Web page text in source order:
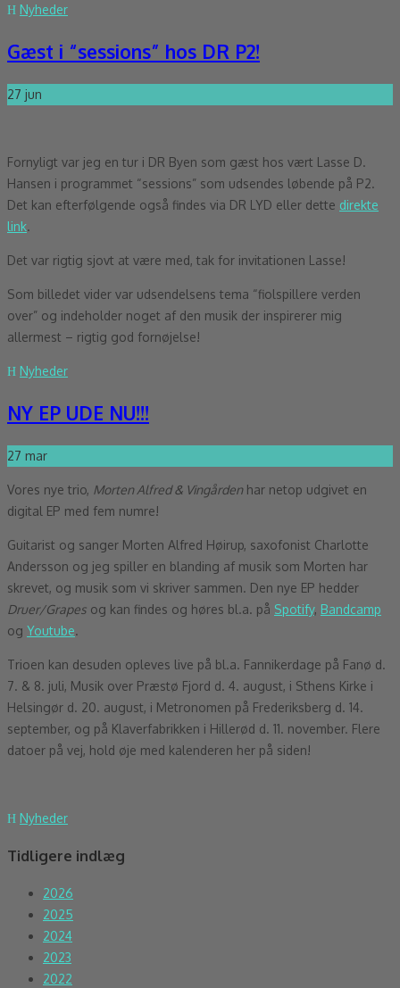
Nyheder
Gæst i “sessions” hos DR P2!
27 jun
Fornyligt var jeg en tur i DR Byen som gæst hos vært Lasse D.
Hansen i programmet “sessions” som udsendes løbende på P2.
Det kan efterfølgende også findes via DR LYD eller dette direkte
link.
Det var rigtig sjovt at være med, tak for invitationen Lasse!
Som billedet vider var udsendelsens tema “fiolspillere verden
over” og indeholder noget af den musik der inspirerer mig
allermest – rigtig god fornøjelse!
Nyheder
NY EP UDE NU!!!
27 mar
Vores nye trio, Morten Alfred & Vingårdenhar netop udgivet en
digital EP med fem numre!
Guitarist og sanger Morten Alfred Høirup, saxofonist Charlotte
Andersson og jeg spiller en blanding af musik som Morten har
skrevet, og musik som vi skriver sammen. Den nye EP hedder
Druer/Grapes og kan findes og høres bl.a. på Spotify, Bandcamp
og Youtube.
Trioen kan desuden opleves live på bl.a. Fannikerdage på Fanø d.
7. & 8. juli, Musik over Præstø Fjord d. 4. august, i Sthens Kirke i
Helsingør d. 20. august, i Metronomen på Frederiksberg d. 14.
september, og på Klaverfabrikken i Hillerød d. 11. november. Flere
datoer på vej, hold øje med kalenderen her på siden!
Nyheder
Tidligere indlæg
2026
2025
2024
2023
2022